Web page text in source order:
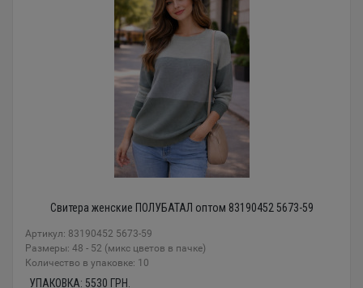
Свитера женские ПОЛУБАТАЛ оптом 83190452 5673-59
Артикул: 83190452 5673-59
Размеры: 48 - 52 (микс цветов в пачке)
Количество в упаковке: 10
УПАКОВКА: 5530 ГРН.